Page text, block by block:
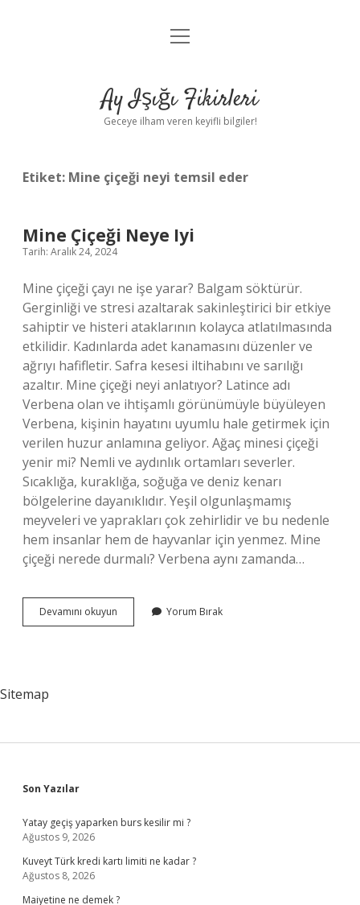
Anasayfa
Yasal Uyarı
menüyü
Ay Işığı Fikirleri
Geceye ilham veren keyifli bilgiler!
Etiket: Mine çiçeği neyi temsil eder
Mine Çiçeği Neye Iyi
Tarih: Aralık 24, 2024
Mine çiçeği çayı ne işe yarar? Balgam söktürür.
Gerginliği ve stresi azaltarak sakinleştirici bir etkiye
sahiptir ve histeri ataklarının kolayca atlatılmasında
etkilidir. Kadınlarda adet kanamasını düzenler ve
ağrıyı hafifletir. Safra kesesi iltihabını ve sarılığı
azaltır. Mine çiçeği neyi anlatıyor? Latince adı
Verbena olan ve ihtişamlı görünümüyle büyüleyen
Verbena, kişinin hayatını uyumlu hale getirmek için
verilen huzur anlamına geliyor. Ağaç minesi çiçeği
yenir mi? Nemli ve aydınlık ortamları severler.
Sıcaklığa, kuraklığa, soğuğa ve deniz kenarı
bölgelerine dayanıklıdır. Yeşil olgunlaşmamış
meyveleri ve yaprakları çok zehirlidir ve bu nedenle
hem insanlar hem de hayvanlar için yenmez. Mine
çiçeği nerede durmalı? Verbena aynı zamanda…
Devamını okuyun
Çiçeği
Yorum Bırak
Sitemap
Sidebar
Son Yazılar
Yatay geçiş yaparken burs kesilir mi ?
Ağustos 9, 2026
Kuveyt Türk kredi kartı limiti ne kadar ?
Ağustos 8, 2026
Maiyetine ne demek ?